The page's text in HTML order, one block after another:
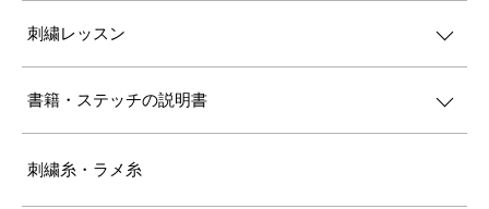
刺繍レッスン
書籍・ステッチの説明書
刺繍糸・ラメ糸